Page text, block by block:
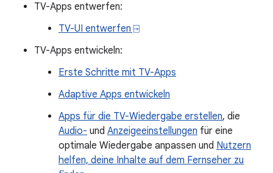
TV-Apps entwerfen:
TV-UI entwerfen ⍈
TV-Apps entwickeln:
Erste Schritte mit TV-Apps
Adaptive Apps entwickeln
Apps für die TV-Wiedergabe erstellen, die
Audio- und Anzeigeeinstellungen für eine
optimale Wiedergabe anpassen und Nutzern
helfen, deine Inhalte auf dem Fernseher zu